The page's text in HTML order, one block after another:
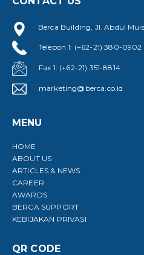
Berca Building, Jl. Abdul
Telepon 1: (+62-21) 380-0902
Fax 1: (+62-21) 351-8814
marketing@berca.co.id
MENU
HOME
ABOUT US
ARTICLES & NEWS
CAREER
AWARDS
BERCA SUPPORT
KEBIJAKAN PRIVASI
QR CODE